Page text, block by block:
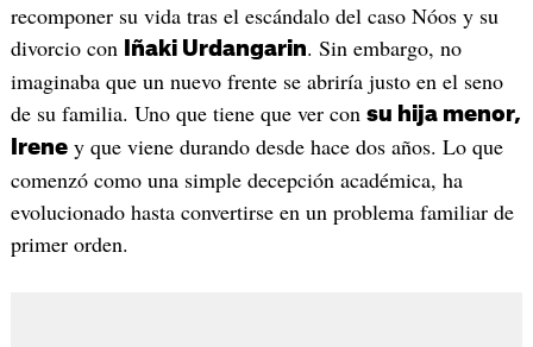
recomponer su vida tras el escándalo del caso Nóos y su
divorcio con
Iñaki Urdangarin. Sin embargo, no
imaginaba que un nuevo frente se abriría justo en el seno
de su familia. Uno que tiene que ver con su hija menor,
Ireney que viene durando desde hace dos años. Lo que
comenzó como una simple decepción académica, ha
evolucionado hasta convertirse en un problema familiar de
primer orden.